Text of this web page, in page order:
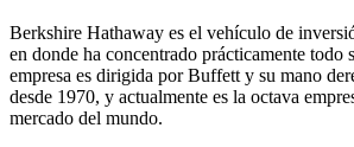
Berkshire Hathaway es el vehículo de
en donde ha concentrado prácticamente todo
empresa es dirigida por Buffett y su mano
desde 1970, y actualmente es la octava
mercado del mundo.